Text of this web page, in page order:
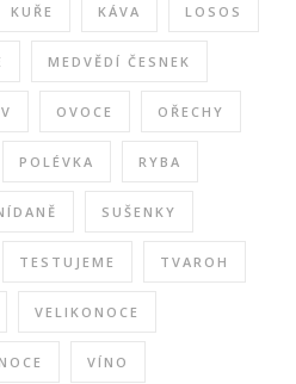
KUŘE KÁVA LOSOS
MEDVĚDÍ ČESNEK
OVOCE OŘECHY
POLÉVKA RYBA
SUŠENKY
TESTUJEME TVAROH
VELIKONOCE
VÍNO